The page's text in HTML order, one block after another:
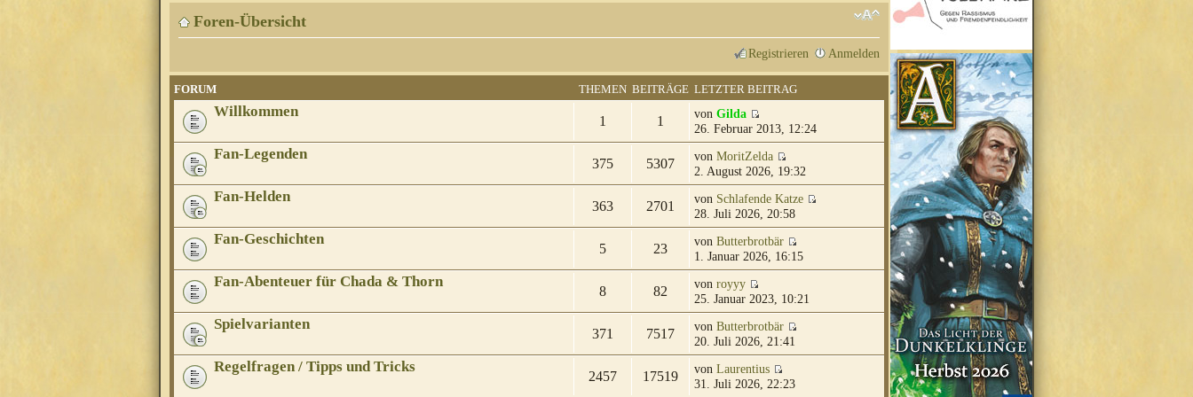
Foren-Übersicht
Registrieren Anmelden
FORUM THEMEN BEITRÄGE LETZTER BEITRAG
Willkommen
1 1 von Gilda
26. Februar 2013, 12:24
Fan-Legenden
375 5307 von MoritZelda
2. August 2026, 19:32
Fan-Helden
363 2701 von Schlafende Katze
28. Juli 2026, 20:58
Fan-Geschichten
5 23 von Butterbrotbär
1. Januar 2026, 16:15
Fan-Abenteuer für Chada & Thorn
8 82 von royyy
25. Januar 2023, 10:21
Spielvarianten
371 7517 von Butterbrotbär
20. Juli 2026, 21:41
Regelfragen / Tipps und Tricks
2457 17519 von Laurentius
31. Juli 2026, 22:23